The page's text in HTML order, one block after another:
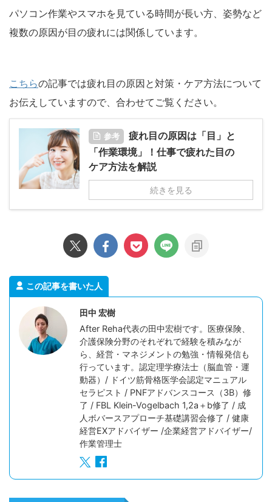
パソコン作業やスマホを見ている時間が長い方、姿勢など
複数の原因が目の疲れには関係しています。
こちらの記事では疲れ目の原因と対策・ケア方法について
お伝えしていますので、合わせてご覧ください。
参考
疲れ目の原因は「目」と
「作業環境」！仕事で疲れた目の
ケア方法を解説
続きを見る
この記事を書いた人
田中 宏樹
After Reha代表の田中宏樹です。医療保険、
介護保険分野のそれぞれで経験を積みなが
ら、経営・マネジメントの勉強・情報発信も
行っています。認定理学療法士（脳血管・運
動器）/ ドイツ筋骨格医学会認定マニュアル
セラピスト / PNFアドバンスコース（3B）修
了 / FBL Klein-Vogelbach 1,2a＋b修了 / 成
人ボバースアプローチ基礎講習会修了 / 健康
経営EXアドバイザー /企業経営アドバイザー/
作業管理士